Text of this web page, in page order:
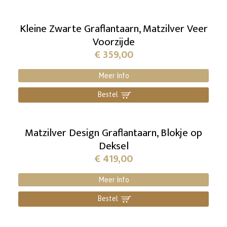
Kleine Zwarte Graflantaarn, Matzilver Veer
Voorzijde
€359,00
Meer Info
Bestel ]
Matzilver Design Graflantaarn, Blokje op
Deksel
€419,00
Meer Info
Bestel ]